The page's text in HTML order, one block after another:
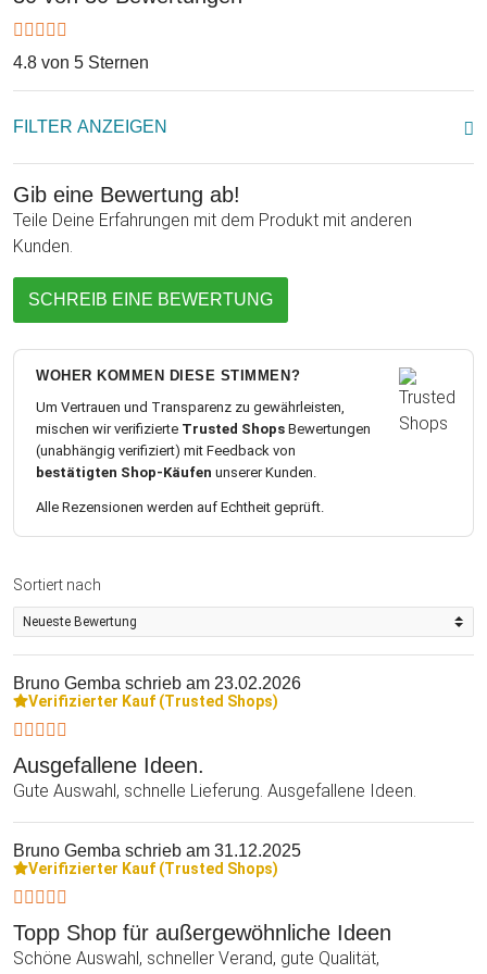
eine schöne und praktische Geschenkidee für alle, die ihrem
Schatz eine besondere Freude zur Hochzeitsfeier machen
Hochzeitstag oder auch an ein bekanntes Paar zur
oder für die Hochzeitsfeier, für Dich oder zum Verschenken,
die Sektgläser werden garantiert einschlagen!
4.8 von 5 Sternen
FILTER ANZEIGEN
Gib eine Bewertung ab!
Teile Deine Erfahrungen mit dem Produkt mit anderen
Kunden.
SCHREIB EINE BEWERTUNG
WOHER KOMMEN DIESE STIMMEN?
Um Vertrauen und Transparenz zu gewährleisten,
mischen wir verifizierte Trusted Shops Bewertungen
(unabhängig verifiziert) mit Feedback von
bestätigten Shop-Käufen unserer Kunden.
Alle Rezensionen werden auf Echtheit geprüft.
Sortiert nach
Bruno Gemba schrieb am 23.02.2026
Verifizierter Kauf (Trusted Shops)
Ausgefallene Ideen.
Gute Auswahl, schnelle Lieferung. Ausgefallene Ideen.
Bruno Gemba schrieb am 31.12.2025
Verifizierter Kauf (Trusted Shops)
Topp Shop für außergewöhnliche Ideen
Schöne Auswahl, schneller Verand, gute Qualität,